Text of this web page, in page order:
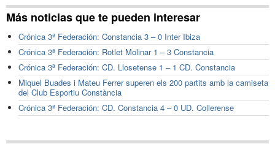
Más noticias que te pueden interesar
Crónica 3ª Federación: Constancia 3 – 0 Inter Ibiza
Crónica 3ª Federación: Rotlet Molinar 1 – 3 Constancia
Crónica 3ª Federación: CD. Llosetense 1 – 1 CD. Constancia
Miquel Buades i Mateu Ferrer superen els 200 partits amb la camiseta
del Club Esportiu Constància
Crónica 3ª Federación: CD. Constancia 4 – 0 UD. Collerense